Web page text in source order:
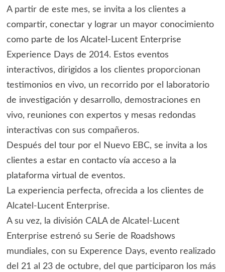
A partir de este mes, se invita a los clientes a
compartir, conectar y lograr un mayor conocimiento
como parte de los Alcatel-Lucent Enterprise
Experience Days de 2014. Estos eventos
interactivos, dirigidos a los clientes proporcionan
testimonios en vivo, un recorrido por el laboratorio
de investigación y desarrollo, demostraciones en
vivo, reuniones con expertos y mesas redondas
interactivas con sus compañeros.
Después del tour por el Nuevo EBC, se invita a los
clientes a estar en contacto vía acceso a la
plataforma virtual de eventos.
La experiencia perfecta, ofrecida a los clientes de
Alcatel-Lucent Enterprise.
A su vez, la división CALA de Alcatel-Lucent
Enterprise estrenó su Serie de Roadshows
mundiales, con su Experence Days, evento realizado
del 21 al 23 de octubre, del que participaron los más